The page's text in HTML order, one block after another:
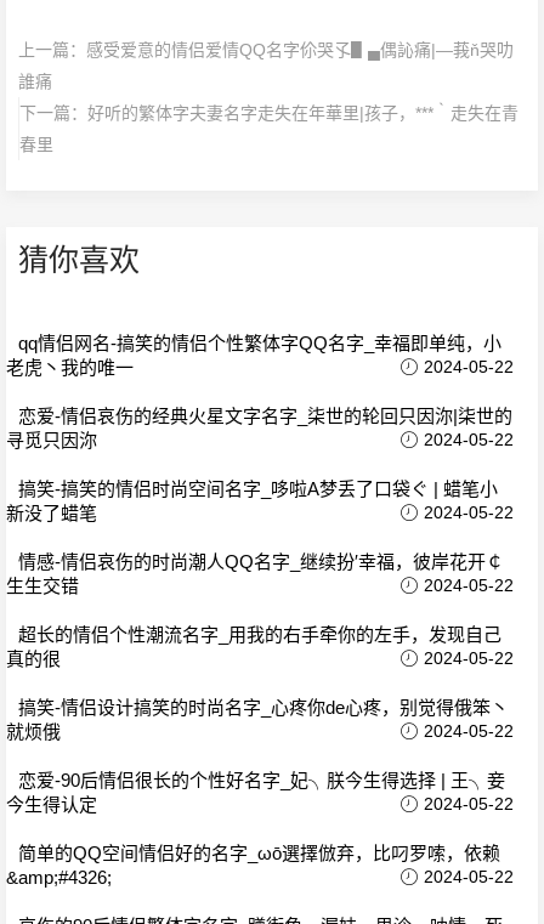
上一篇： 感受爱意的情侣爱情QQ名字伱哭孓▋▄偶訫痛|—莪ň哭叻
誰痛
下一篇： 好听的繁体字夫妻名字走失在年華里|孩子，***｀走失在青
春里
猜你喜欢
qq情侣网名-搞笑的情侣个性繁体字QQ名字_幸福即单纯，小
老虎丶我的唯一
2024-05-22
恋爱-情侣哀伤的经典火星文字名字_柒世的轮回只因沵|柒世的
寻觅只因沵
2024-05-22
搞笑-搞笑的情侣时尚空间名字_哆啦A梦丢了口袋ぐ | 蜡笔小
新没了蜡笔
2024-05-22
情感-情侣哀伤的时尚潮人QQ名字_继续扮′幸福，彼岸花开￠
生生交错
2024-05-22
超长的情侣个性潮流名字_用我的右手牵你的左手，发现自己
真的很
2024-05-22
搞笑-情侣设计搞笑的时尚名字_心疼你de心疼，别觉得俄笨丶
就烦俄
2024-05-22
恋爱-90后情侣很长的个性好名字_妃╮朕今生得选择 | 王╮妾
今生得认定
2024-05-22
简单的QQ空间情侣好的名字_ωō選擇倣弃，比叼罗嗦，依赖
&amp;#4326;
2024-05-22